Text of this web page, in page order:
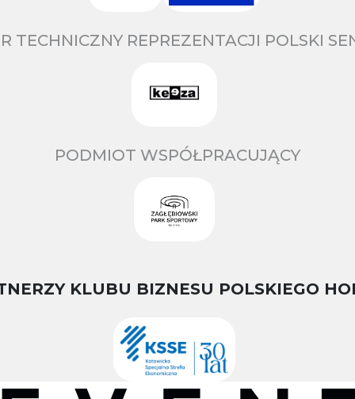
TECHNICZNY REPREZENTACJI POLSKI
PODMIOT WSPÓŁPRACUJĄCY
KLUBU BIZNESU POLSKIEGO